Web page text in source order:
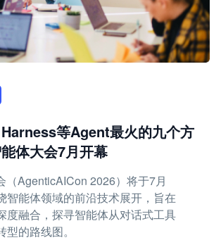
等Agent最火的九个方
体大会7月开幕
（AgenticAICon 2026）将于7月
智能体领域的前沿技术展开，旨在
度融合，探寻智能体从对话式工具
的路线图。